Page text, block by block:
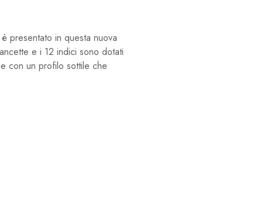
presentato in questa nuova
e i 12 indici sono dotati
con un profilo sottile che